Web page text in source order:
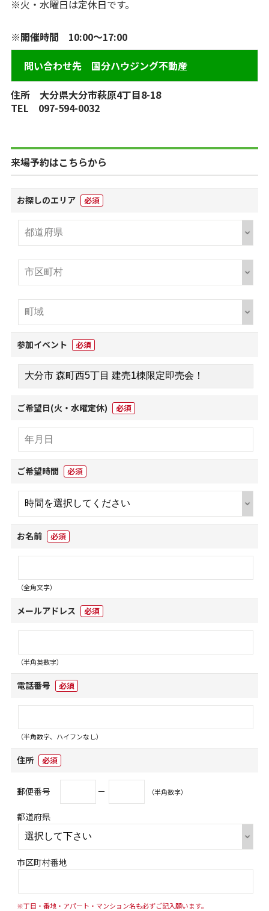
※火・水曜日は定休日です。
※開催時間 10:00～17:00
問い合わせ先 国分ハウジング不動産
住所 大分県大分市萩原4丁目8-18
TEL 097-594-0032
来場予約はこちらから
お探しのエリア 必須
参加イベント 必須
ご希望日(火・水曜定休) 必須
ご希望時間 必須
お名前 必須
（全角文字）
メールアドレス 必須
（半角英数字）
電話番号 必須
（半角数字、ハイフンなし）
住所 必須
郵便番号 － （半角数字）
都道府県
市区町村番地
※丁目・番地・アパート・マンション名も必ずご記入願います。